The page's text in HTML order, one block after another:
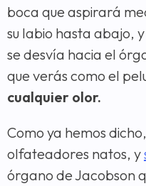
boca que aspirará
su labio hasta abajo,
se desvía hacia el
que verás como el
cualquier olor.
Como ya hemos
olfateadores natos, y
órgano de Jacobson